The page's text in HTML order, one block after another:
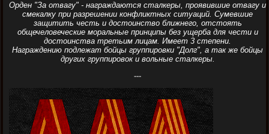
Орден "За отвагу" - награждаются сталкеры, проявившие отвагу и
смекалку при разрешении конфликтных ситуаций. Сумевшие
защитить честь и достоинство ближнего, отстоять
общечеловеческие моральные принципы без ущерба для чести и
достоинства третьим лицам. Имеет 3 степени.
Награждению подлежат бойцы группировки "Долг", а так же бойцы
других группировок и вольные сталкеры.
---